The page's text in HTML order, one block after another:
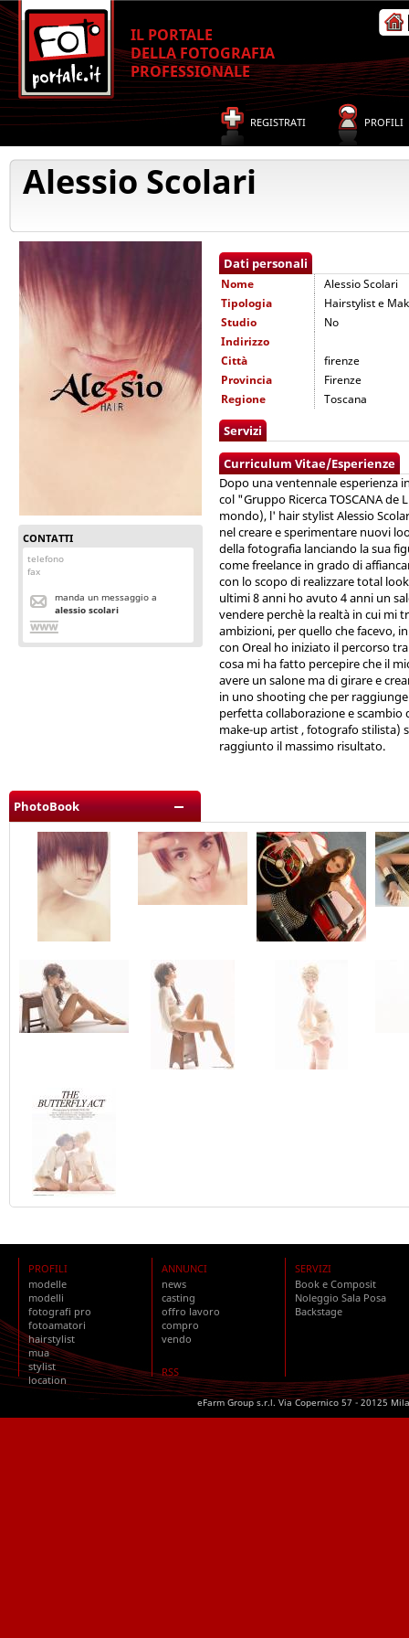
IL PORTALE
DELLA FOTOGRAFIA
PROFESSIONALE
REGISTRATI PROFILI
Alessio Scolari
CONTATTI
telefono
fax
manda un messaggio a
alessio scolari
Dati personali
Nome
Alessio Scolari
Tipologia
Hairstylist e
Studio
No
Indirizzo
Città
firenze
Provincia
Firenze
Regione
Toscana
Servizi
Curriculum Vitae/Esperienze
Dopo una ventennale esperienza
col "Gruppo Ricerca TOSCANA
mondo), l' hair stylist Alessio
nel creare e sperimentare nuovi
della fotografia lanciando la sua
come freelance in grado di
con lo scopo di realizzare total
ultimi 8 anni ho avuto 4 anni un
vendere perchè la realtà in cui mi
ambizioni, per quello che facevo,
con Oreal ho iniziato il percorso
cosa mi ha fatto percepire che il
avere un salone ma di girare e
in uno shooting che per
perfetta collaborazione e
make-up artist , fotografo stilista)
raggiunto il massimo risultato.
PhotoBook
PROFILI
modelle
modelli
fotografi pro
fotoamatori
hairstylist
mua
stylist
location
ANNUNCI
news
casting
offro lavoro
compro
vendo
RSS
SERVIZI
Book e Composit
Noleggio Sala Posa
Backstage
eFarm Group s.r.l. Via Copernico 57 - 20125